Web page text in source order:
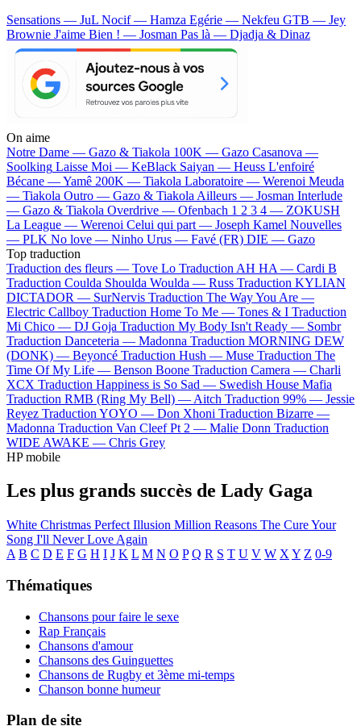
Sensations — JuL Nocif — Hamza Egérie — Nekfeu GTB — Jey
Brownie J'aime Bien ! — Josman Pas là — Djadja & Dinaz
On aime
Notre Dame — Gazo & Tiakola 100K — Gazo Casanova —
Soolking Laisse Moi — KeBlack Saiyan — Heuss L'enfoiré
Bécane —Yamê 200K — Tiakola Laboratoire — Werenoi Meuda
— Tiakola Outro — Gazo & Tiakola Ailleurs — Josman Interlude
— Gazo & Tiakola Overdrive — Ofenbach 1 2 3 4 — ZOKUSH
La League — Werenoi Celui qui part — Joseph Kamel Nouvelles
— PLK No love — Ninho Urus — Favé (FR) DIE — Gazo
Top traduction
Traduction des fleurs — Tove Lo Traduction AH HA — Cardi B
Traduction Coulda Shoulda Woulda — Russ Traduction KYLIAN
DICTADOR — SurNervis Traduction The Way You Are —
Electric Callboy Traduction Home To Me — Tones & I Traduction
Mi Chico — DJ Goja Traduction My Body Isn't Ready — Sombr
Traduction Danceteria — Madonna Traduction MORNING DEW
(DONK) — Beyoncé Traduction Hush — Muse Traduction The
Time Of My Life — Benson Boone Traduction Camera — Charli
XCX Traduction Happiness is So Sad — Swedish House Mafia
Traduction RMB (Ring My Bell) — Aitch Traduction 99% — Jessie
Reyez Traduction YOYO — Don Xhoni Traduction Bizarre —
Madonna Traduction Van Cleef Pt 2 — Malie Donn Traduction
WIDE AWAKE — Chris Grey
HP mobile
Les plus grands succès de Lady Gaga
White Christmas Perfect Illusion Million Reasons The CureYour
Song I'll Never Love Again
A B C D E F G H I J K L M N O P Q R S T U V W X Y Z 0-9
Thématiques
Chansons pour faire le sexe
Rap Français
Chansons d'amour
Chansons des Guinguettes
Chansons de Rugby et 3ème mi-temps
Chanson bonne humeur
Plan de site